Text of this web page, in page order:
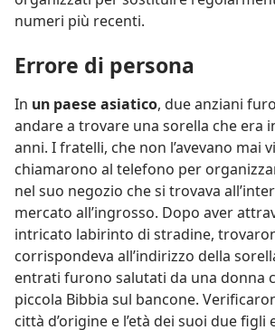
numeri più recenti.
Errore di persona
In un paese asiatico, due anziani
andare a trovare una sorella che era
anni. I fratelli, che non l’avevano mai
chiamarono al telefono per
nel suo negozio che si trovava
mercato all’ingrosso. Dopo aver
intricato labirinto di stradine,
corrispondeva all’indirizzo della
entrati furono salutati da una donna
piccola Bibbia sul bancone.
città d’origine e l’età dei suoi due figli